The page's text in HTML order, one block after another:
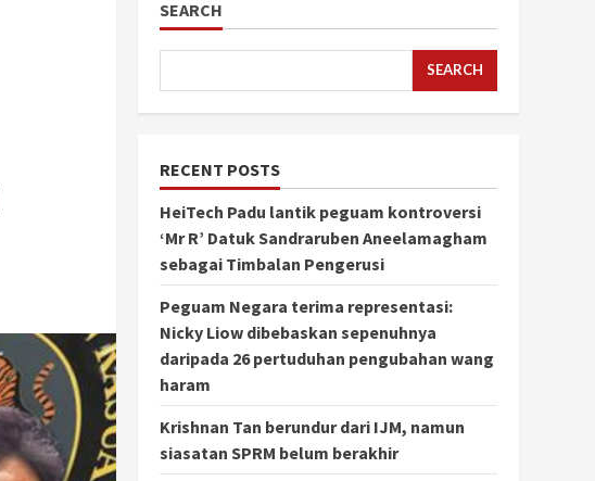
SEARCH
SEARCH
RECENT POSTS
HeiTech Padu lantik peguam kontroversi
‘Mr R’ Datuk Sandraruben Aneelamagham
sebagai Timbalan Pengerusi
Peguam Negara terima representasi:
Nicky Liow dibebaskan sepenuhnya
daripada 26 pertuduhan pengubahan wang
haram
Krishnan Tan berundur dari IJM, namun
siasatan SPRM belum berakhir